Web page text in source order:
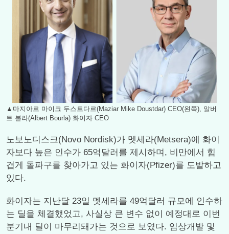
▲마지아르 마이크 두스트다르(Maziar Mike Doustdar) CEO(왼쪽), 알버
트 불라(Albert Bourla) 화이자 CEO
노보노디스크(Novo Nordisk)가 멧세라(Metsera)에 화이
자보다 높은 인수가 65억달러를 제시하며, 비만에서 힘
겹게 돌파구를 찾아가고 있는 화이자(Pfizer)를 도발하고
있다.
화이자는 지난달 23일 멧세라를 49억달러 규모에 인수하
는 딜을 체결했었고, 사실상 큰 변수 없이 예정대로 이번
분기내 딜이 마무리돼가는 것으로 보였다. 임상개발 및